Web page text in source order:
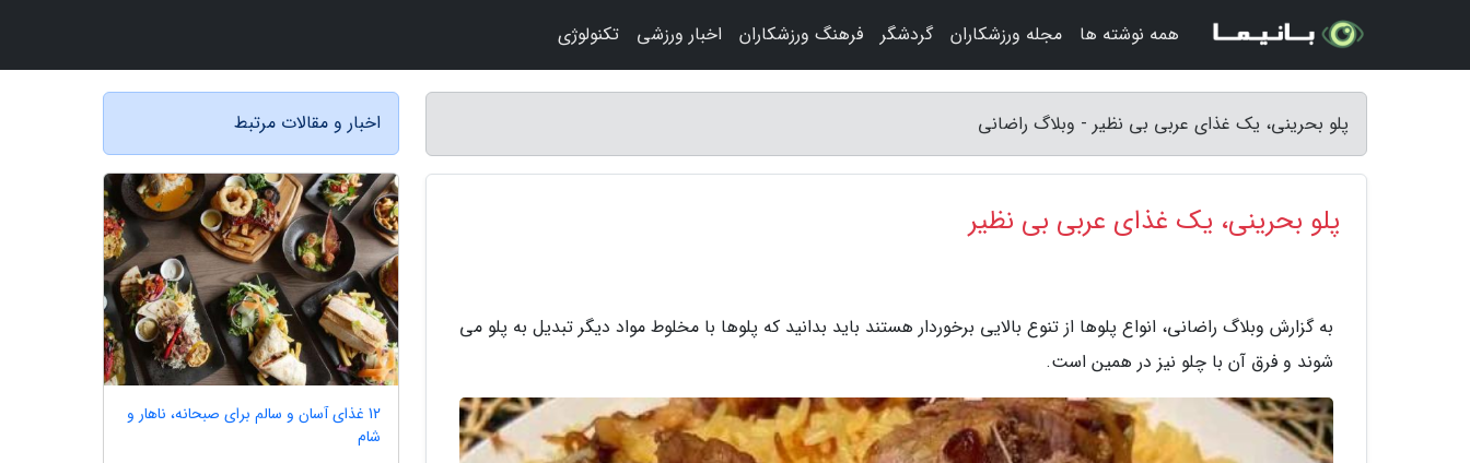
پلو بحرینی، یک غذای عربی بی نظیر - وبلاگ راضانی
پلو بحرینی، یک غذای عربی بی نظیر
به گزارش وبلاگ راضانی، انواع پلوها از تنوع بالایی برخوردار هستند باید بدانید که پلوها با مخلوط مواد دیگر تبدیل به پلو می
شوند و فرق آن با چلو نیز در همین است.
اخبار و مقالات مرتبط
12 غذای آسان و سالم برای صبحانه، ناهار و
شام
همه نوشته ها مجله ورزشکاران گردشگر فرهنگ ورزشکاران اخبار ورزشی تکنولوژی